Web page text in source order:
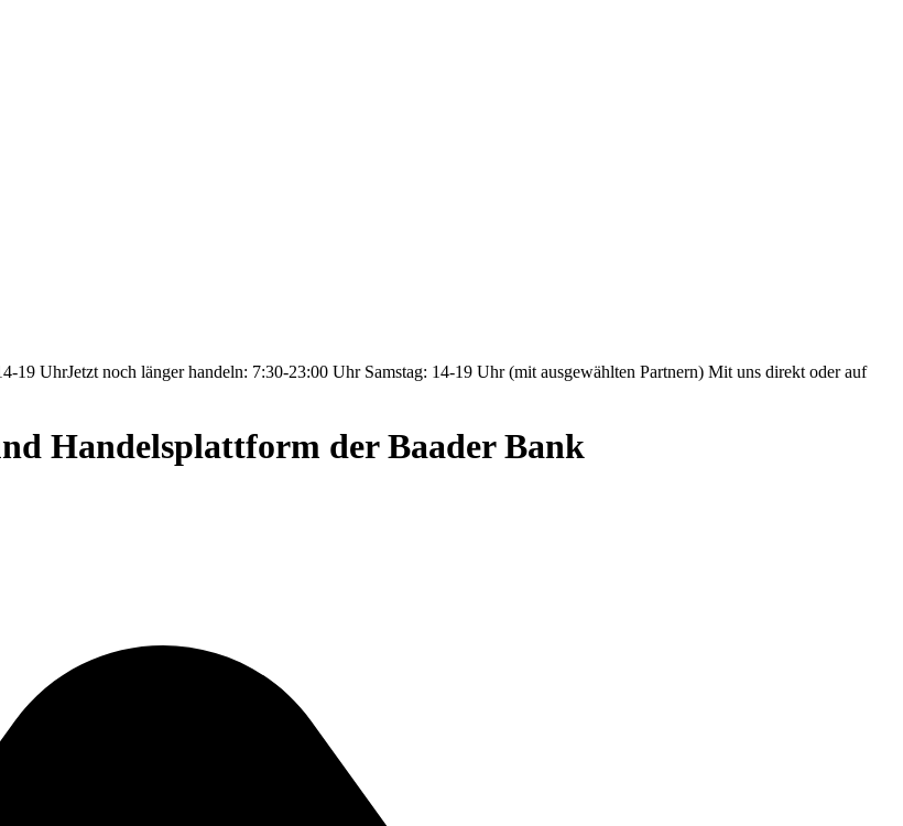
19 UhrJetzt noch länger handeln: 7:30-23:00 Uhr Samstag: 14-19 Uhr (mit ausgewählten Partnern) Mit uns direkt oder auf
Handelsplattform der Baader Bank